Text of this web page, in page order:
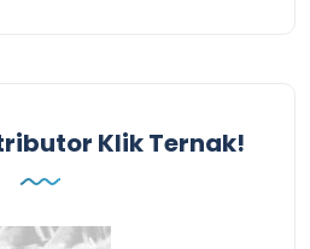
Klik Ternak!